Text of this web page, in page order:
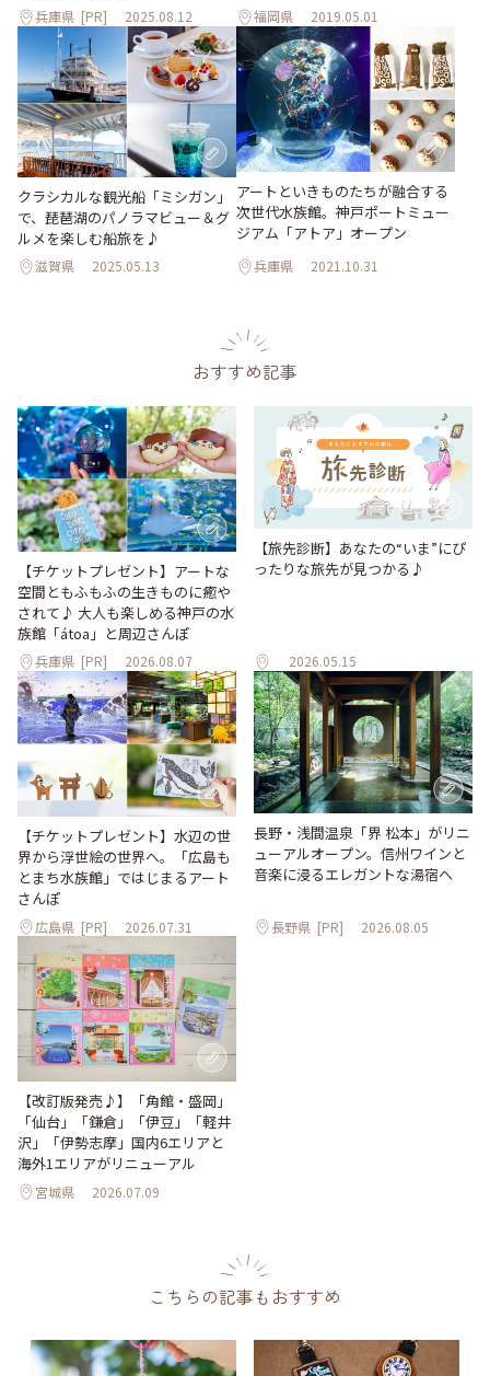
兵庫県 [PR] 2025.08.12 福岡県 2019.05.01
クラシカルな観光船「ミシガン」
で、琵琶湖のパノラマビュー＆グ
ルメを楽しむ船旅を♪
滋賀県 2025.05.13
アートといきものたちが融合する
次世代水族館。神戸ポートミュー
ジアム「アトア」オープン
兵庫県 2021.10.31
おすすめ記事
【チケットプレゼント】アートな
空間ともふもふの生きものに癒や
されて♪ 大人も楽しめる神戸の水
族館「átoa」と周辺さんぽ
兵庫県 [PR] 2026.08.07
【旅先診断】あなたの“いま”にぴ
ったりな旅先が見つかる♪
2026.05.15
【チケットプレゼント】水辺の世
界から浮世絵の世界へ。「広島も
とまち水族館」ではじまるアート
さんぽ
広島県 [PR] 2026.07.31
長野・浅間温泉「界 松本」がリニ
ューアルオープン。信州ワインと
音楽に浸るエレガントな湯宿へ
長野県 [PR] 2026.08.05
【改訂版発売♪】「角館・盛岡」
「仙台」「鎌倉」「伊豆」「軽井
沢」「伊勢志摩」国内6エリアと
海外1エリアがリニューアル
宮城県 2026.07.09
こちらの記事もおすすめ